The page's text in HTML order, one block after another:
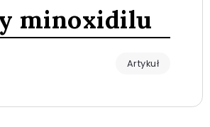
minoxidilu
Artykuł